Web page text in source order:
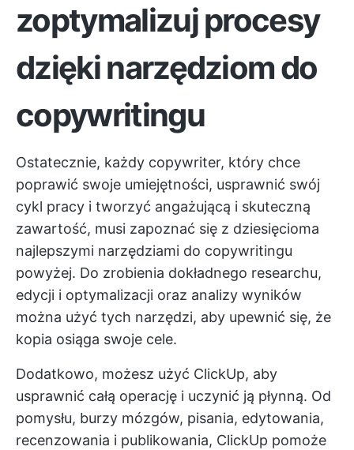
zoptymalizuj procesy
dzięki narzędziom do
copywritingu
Ostatecznie, każdy copywriter, który chce
poprawić swoje umiejętności, usprawnić swój
cykl pracy i tworzyć angażującą i skuteczną
zawartość, musi zapoznać się z dziesięcioma
najlepszymi narzędziami do copywritingu
powyżej. Do zrobienia dokładnego researchu,
edycji i optymalizacji oraz analizy wyników
można użyć tych narzędzi, aby upewnić się, że
kopia osiąga swoje cele.
Dodatkowo, możesz użyć ClickUp, aby
usprawnić całą operację i uczynić ją płynną. Od
pomysłu, burzy mózgów, pisania, edytowania,
recenzowania i publikowania, ClickUp pomoże